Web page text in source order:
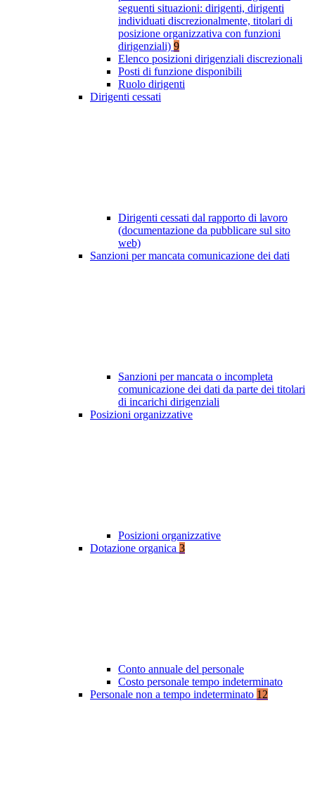
seguenti situazioni: dirigenti, dirigenti
individuati discrezionalmente, titolari di
posizione organizzativa con funzioni
dirigenziali) 9
Elenco posizioni dirigenziali discrezionali
Posti di funzione disponibili
Ruolo dirigenti
Dirigenti cessati
Dirigenti cessati dal rapporto di lavoro
(documentazione da pubblicare sul sito
web)
Sanzioni per mancata comunicazione dei dati
Sanzioni per mancata o incompleta
comunicazione dei dati da parte dei titolari
di incarichi dirigenziali
Posizioni organizzative
Posizioni organizzative
Dotazione organica 3
Conto annuale del personale
Costo personale tempo indeterminato
Personale non a tempo indeterminato 12